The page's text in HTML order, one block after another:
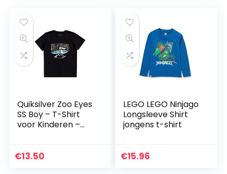
Quiksilver Zoo Eyes
SS Boy – T-Shirt
voor Kinderen –
€13.50
LEGO LEGO Ninjago
Longsleeve Shirt
jongens t-shirt
€15.96